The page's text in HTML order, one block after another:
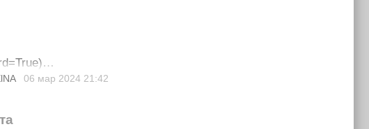
06 мар 2024 21:42